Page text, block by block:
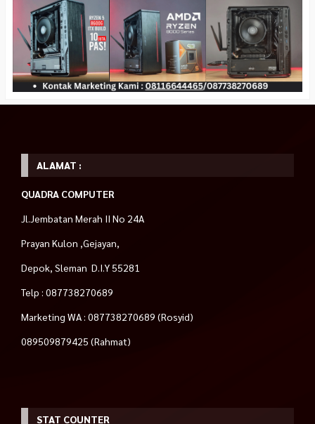
ALAMAT :
QUADRA COMPUTER
Jl.Jembatan Merah II No 24A
Prayan Kulon ,Gejayan,
Depok, Sleman D.I.Y 55281
Telp : 087738270689
Marketing WA : 087738270689 (Rosyid)
089509879425 (Rahmat)
STAT COUNTER